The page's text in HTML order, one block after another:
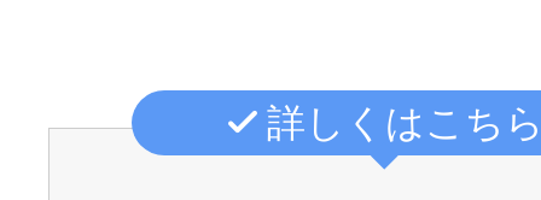
SSL証明書
Contact us 詳しくはこち